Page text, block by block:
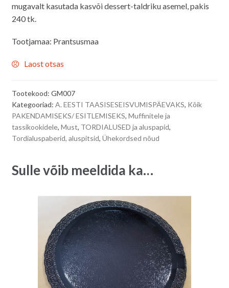
mugavalt kasutada kasvõi dessert-taldriku asemel, pakis
240 tk.
Tootjamaa: Prantsusmaa
Laost otsas
Tootekood: GM007
Kategooriad: A. EESTI TAASISESEISVUMISPÄEVAKS, Kõik
PAKENDAMISEKS/ ESITLEMISEKS, Muffinitele ja
tassikookidele, Must, TORDIALUSED ja aluspapid,
Tordialuspaberid, aluspitsid, Ühekordsed nõud
Sulle võib meeldida ka…